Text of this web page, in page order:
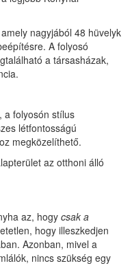
nagyjából 48 hüvelyk
A folyosó
a társasházak,
a folyosón stílus
létfontosságú
megközelíthető.
az otthoni álló
az, hogy csak a
hogy illeszkedjen
Azonban, mivel a
nincs szükség egy